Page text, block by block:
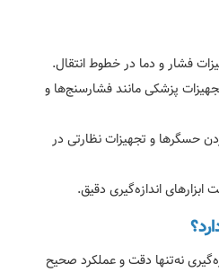
فشار و دما در خطوط انتقال.
پزشکی مانند فشارسنج‌ها و
حسگرها و تجهیزات نظارتی در
اندازه‌گیری دقیق.
نه‌تنها دقت و عملکرد صحیح